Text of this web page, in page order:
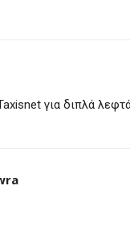
για διπλά